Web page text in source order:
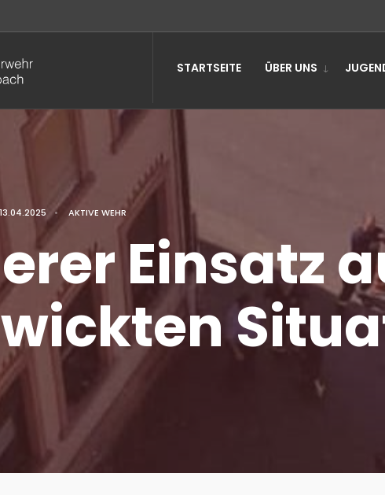
STARTSEITE ÜBER UNS
13.04.2025 • AKTIVE WEHR
Einsatz